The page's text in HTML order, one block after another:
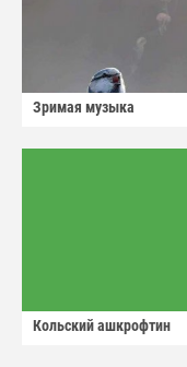
Зримая музыка
Кольский ашкрофтин